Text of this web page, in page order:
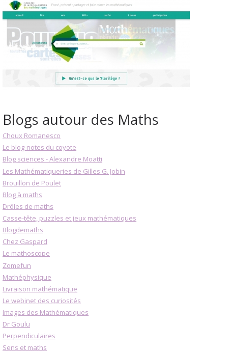
Blogs autour des Maths
Choux Romanesco
Le blog-notes du coyote
Blog sciences - Alexandre Moatti
Les Mathématiqueries de Gilles G. Jobin
Brouillon de Poulet
Blog à maths
Drôles de maths
Casse-tête, puzzles et jeux mathématiques
Blogdemaths
Chez Gaspard
Le mathoscope
Zomefun
Mathéphysique
Livraison mathématique
Le webinet des curiosités
Images des Mathématiques
Dr Goulu
Perpendiculaires
Sens et maths